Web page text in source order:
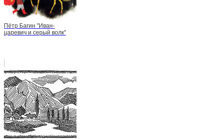
Пётр Багин "Иван-
царевич и серый волк"